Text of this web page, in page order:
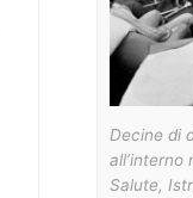
Decine di
all’interno
Salute,